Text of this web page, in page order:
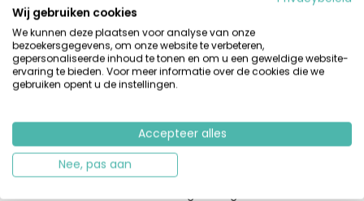
Wintersport vanaf Landal Arber
Tijdens de wintervakantie stopt de skibus naar het
skigebied Großer Arber (20 minuten rijden) voor de deur.
Je vindt in dit skigebied 11.5 kilometer (waaronder blauwe
en rode pistes) aan pistes en wel 90 kilometer aan
er zijn ook winterwandelpaden.
Het prachtige natuurgebied kun je ook op de fiets of
mountainbike verkennen.
Wij gebruiken cookies
We kunnen deze plaatsen voor analyse van onze
bezoekersgegevens, om onze website te verbeteren,
gepersonaliseerde inhoud te tonen en om u een geweldige website-
ervaring te bieden. Voor meer informatie over de cookies die we
gebruiken opent u de instellingen.
Accepteer alles
Nee, pas aan